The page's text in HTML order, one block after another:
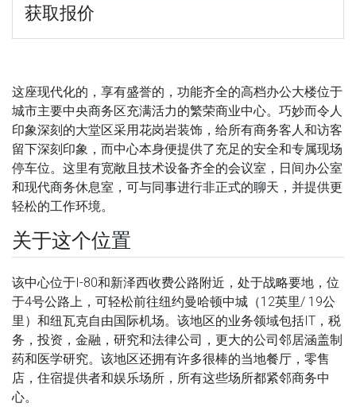
获取报价
这座现代化的，享有盛誉的，功能齐全的高档办公大楼位于
城市主要中央商务区充满活力的繁荣商业中心。巧妙而令人
印象深刻的大堂区采用花岗岩装饰，给所有商务客人和访客
留下深刻印象，而中心本身便提供了充足的安全和专属现场
停车位。这里有宽敞且技术设备齐全的会议室，日间办公室
和现代商务休息室，可与同事进行非正式的聊天，并提供更
轻松的工作环境。
关于这个位置
该中心位于I-80和新泽西收费公路附近，处于战略要地，位
于4号公路上，可轻松前往纽约曼哈顿中城（12英里/ 19公
里）和纽瓦克自由国际机场。该地区的业务领域包括IT，税
务，投资，金融，研究和法律公司，更大的公司邻居涵盖制
药和医学研究。该地区还拥有许多很棒的当地餐厅，零售
店，住宿提供者和娱乐场所，所有这些场所都紧邻商务中
心。